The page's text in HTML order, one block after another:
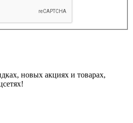
новых акциях и товарах,